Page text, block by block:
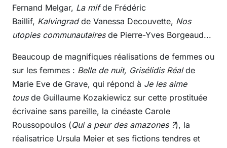
Fernand Melgar, La mifde Frédéric
Baillif, Kalvingradde Vanessa Decouvette, Nos
utopies communautaires de Pierre-Yves Borgeaud...
Beaucoup de magnifiques réalisations de femmes ou
sur les femmes : Belle de nuit, Grisélidis Réalde
Marie Eve de Grave, qui répond à Je les aime
tous de Guillaume Kozakiewicz sur cette prostituée
écrivaine sans pareille, la cinéaste Carole
Roussopoulos (Qui a peur des amazones ?), la
réalisatrice Ursula Meier et ses fictions tendres et